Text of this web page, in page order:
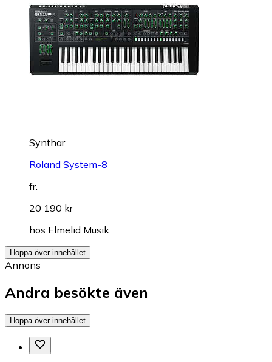
Synthar
Roland System-8
fr.
20 190 kr
hos Elmelid Musik
Hoppa över innehållet
Annons
Andra besökte även
Hoppa över innehållet